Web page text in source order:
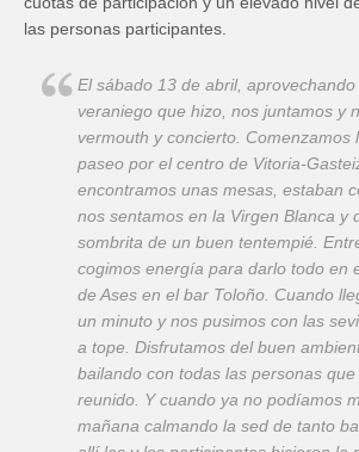
las personas participantes.
El sábado 13 de abril,
veraniego que hizo, nos juntamos y
vermouth y concierto. Comenzamos
paseo por el centro de Vitoria-
encontramos unas mesas, estaban
nos sentamos en la Virgen Blanca y
sombrita de un buen tentempié.
cogimos energía para darlo todo en
de Ases en el bar Toloño. Cuando
un minuto y nos pusimos con las
a tope. Disfrutamos del buen
bailando con todas las personas
reunido. Y cuando ya no podíamos
mañana calmando la sed de tanto